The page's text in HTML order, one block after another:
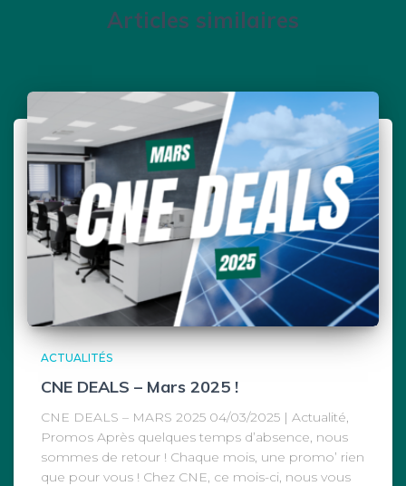
Articles similaires
ACTUALITÉS
CNE DEALS – Mars 2025 !
CNE DEALS – MARS 2025 04/03/2025 | Actualité,
Promos Après quelques temps d’absence, nous
sommes de retour ! Chaque mois, une promo’ rien
que pour vous ! Chez CNE, ce mois-ci, nous vous